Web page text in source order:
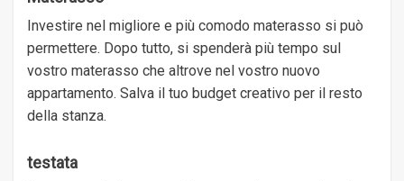
Investire nel migliore e più comodo materasso si può
permettere. Dopo tutto, si spenderà più tempo sul
vostro materasso che altrove nel vostro nuovo
appartamento. Salva il tuo budget creativo per il resto
della stanza.
testata